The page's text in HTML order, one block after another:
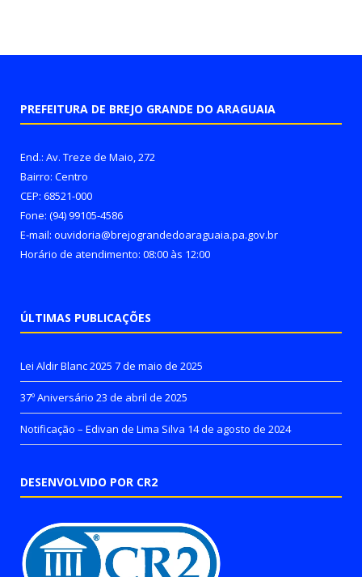
PREFEITURA DE BREJO GRANDE DO ARAGUAIA
End.: Av. Treze de Maio, 272
Bairro: Centro
CEP: 68521-000
Fone: (94) 99105-4586
E-mail: ouvidoria@brejograndedoaraguaia.pa.gov.br
Horário de atendimento: 08:00 às 12:00
ÚLTIMAS PUBLICAÇÕES
Lei Aldir Blanc 2025 7 de maio de 2025
37º Aniversário 23 de abril de 2025
Notificação – Edivan de Lima Silva 14 de agosto de 2024
DESENVOLVIDO POR CR2